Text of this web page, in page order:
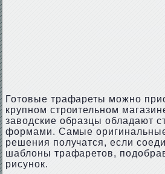
Готовые трафареты можно
крупном строительном
заводские образцы обладают
формами. Самые
решения получатся, если
шаблоны трафаретов,
рисунок.